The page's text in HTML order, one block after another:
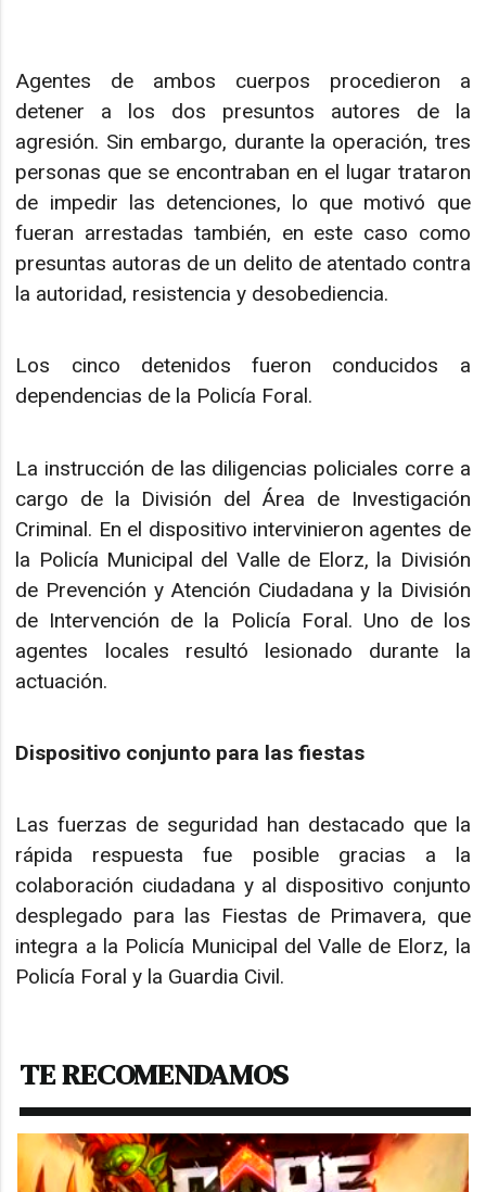
Agentes de ambos cuerpos procedieron a
detener a los dos presuntos autores de la
agresión. Sin embargo, durante la operación, tres
personas que se encontraban en el lugar trataron
de impedir las detenciones, lo que motivó que
fueran arrestadas también, en este caso como
presuntas autoras de un delito de atentado contra
la autoridad, resistencia y desobediencia.
Los cinco detenidos fueron conducidos a
dependencias de la Policía Foral.
La instrucción de las diligencias policiales corre a
cargo de la División del Área de Investigación
Criminal. En el dispositivo intervinieron agentes de
la Policía Municipal del Valle de Elorz, la División
de Prevención y Atención Ciudadana y la División
de Intervención de la Policía Foral. Uno de los
agentes locales resultó lesionado durante la
actuación.
Dispositivo conjunto para las fiestas
Las fuerzas de seguridad han destacado que la
rápida respuesta fue posible gracias a la
colaboración ciudadana y al dispositivo conjunto
desplegado para las Fiestas de Primavera, que
integra a la Policía Municipal del Valle de Elorz, la
Policía Foral y la Guardia Civil.
TE RECOMENDAMOS